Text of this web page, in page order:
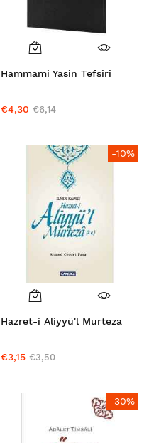
Hammami Yasin Tefsiri
€4,30 €6,14
-10%
Hazret-i Aliyyü'l Murteza
€3,15 €3,50
-30%